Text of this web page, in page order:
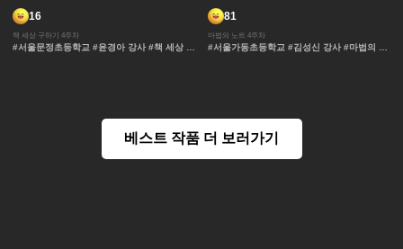
16
책 세상 구하기 4주차
#서울문정초등학교 #윤경아 강사 #책 세상 구
81
마법의 노트 4주차
#서울가동초등학교 #김성신 강사 #마법의 노
베스트 작품 더 보러가기